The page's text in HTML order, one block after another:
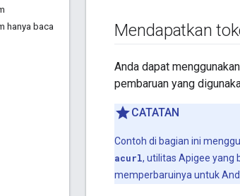
hanya baca
Mendapatkan
Anda dapat
pembaruan yang
CATATAN
Contoh di bagian ini
acurl, utilitas Apigee yang
memperbaruinya untuk